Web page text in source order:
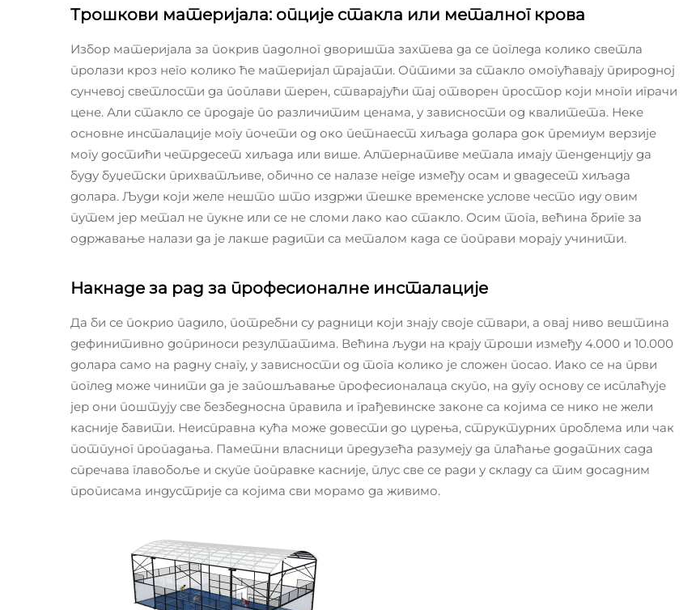
Трошкови материјала: опције стакла или металног крова
Избор материјала за покрив падолног дворишта захтева да се погледа колико светла
пролази кроз него колико ће материјал трајати. Оптими за стакло омогућавају природној
сунчевој светлости да поплави терен, стварајући тај отворен простор који многи играчи
цене. Али стакло се продаје по различитим ценама, у зависности од квалитета. Неке
основне инсталације могу почети од око петнаест хиљада долара док премиум верзије
могу достићи четрдесет хиљада или више. Алтернативе метала имају тенденцију да
буду буџетски прихватљиве, обично се налазе негде између осам и двадесет хиљада
долара. Људи који желе нешто што издржи тешке временске услове често иду овим
путем јер метал не пукне или се не сломи лако као стакло. Осим тога, већина бриге за
одржавање налази да је лакше радити са металом када се поправи морају учинити.
Накнаде за рад за професионалне инсталације
Да би се покрио падило, потребни су радници који знају своје ствари, а овај ниво вештина
дефинитивно доприноси резултатима. Већина људи на крају троши између 4.000 и 10.000
долара само на радну снагу, у зависности од тога колико је сложен посао. Иако се на први
поглед може чинити да је запошљавање професионалаца скупо, на дугу основу се исплаћује
јер они поштују све безбедносна правила и грађевинске законе са којима се нико не жели
касније бавити. Неисправна кућа може довести до цурења, структурних проблема или чак
потпуног пропадања. Паметни власници предузећа разумеју да плаћање додатних сада
спречава главобоље и скупе поправке касније, плус све се ради у складу са тим досадним
прописама индустрије са којима сви морамо да живимо.